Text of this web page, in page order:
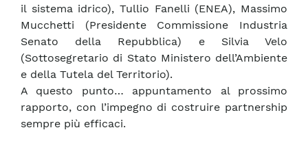
il sistema idrico), Tullio Fanelli (ENEA), Massimo
Mucchetti (Presidente Commissione Industria
Senato della Repubblica) e Silvia Velo
(Sottosegretario di Stato Ministero dell’Ambiente
e della Tutela del Territorio).
A questo punto… appuntamento al prossimo
rapporto, con l’impegno di costruire partnership
sempre più efficaci.